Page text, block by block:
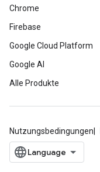
Chrome
Firebase
Google Cloud Platform
Google AI
Alle Produkte
Nutzungsbedingungen